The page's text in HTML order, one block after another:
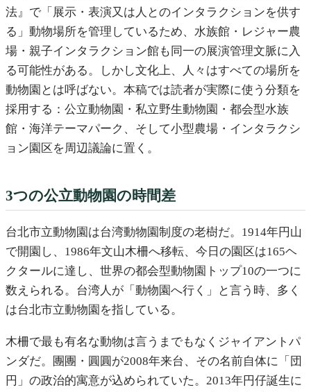
法』で「展示・表演又は人とのインタラクションを供す
る」動物場所を管理しているため、水族館・レジャー農
場・親子インタラクション館も同一の展演管理文脈に入
る可能性がある。しかし文化上、人々はすべての場所を
動物園とは呼ばない。本稿では読者が実際に使う分類を
採用する：公立動物園・私立野生動物園・都会型水族
館・海洋テーマパーク、そして小型農場・インタラクシ
ョン園区を周辺議論に置く。
3つの公立動物園の時間差
台北市立動物園は台湾動物園制度の老樹だ。1914年円山
で開園し、1986年文山木柵へ移転、今日の園区は165ヘ
クタールに達し、世界の都会型動物園トップ10の一つに
数えられる。台湾人が「動物園へ行く」と言う時、多く
は台北市立動物園を指している。
木柵で最も有名な動物は言うまでもなくジャイアントパ
ンダだ。團團・圓圓が2008年来台、その名前自体に「団
円」の政治的寓意が込められていた。2013年円仔誕生に